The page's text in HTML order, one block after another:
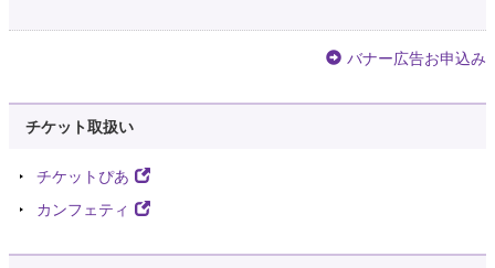
バナー広告お申込み
チケット取扱い
チケットぴあ
カンフェティ